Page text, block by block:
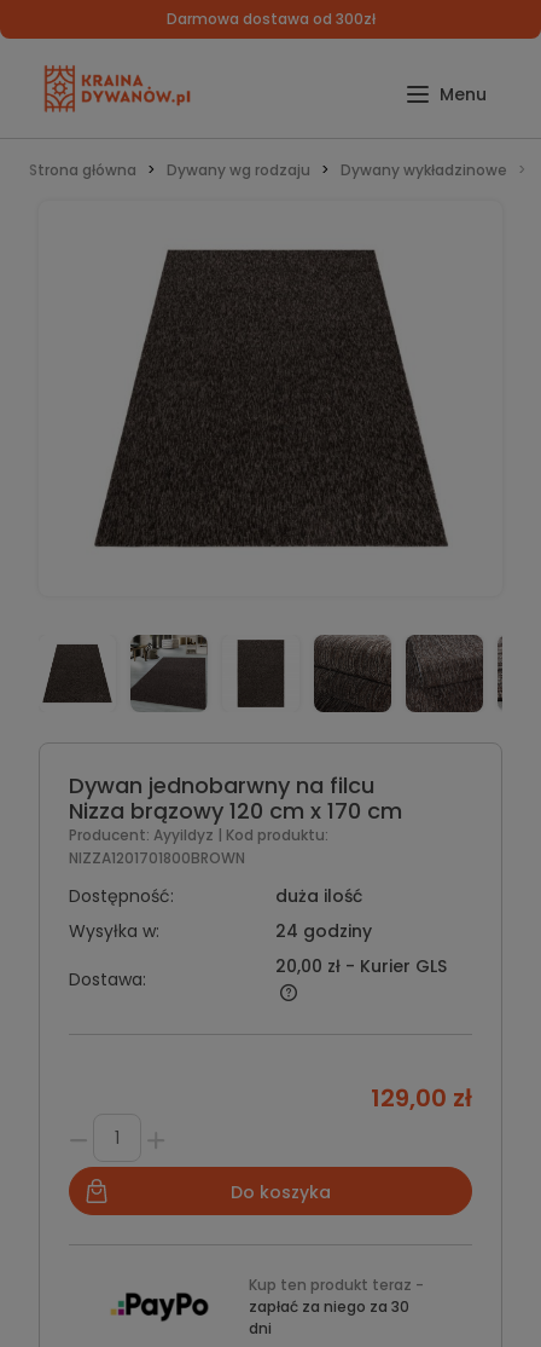
Darmowa dostawa od 300zł
Strona główna Dywany wg rodzaju Dywany wykładzinowe
Dywan jednobarwny na filcu
Nizza brązowy 120 cm x 170 cm
Producent: Ayyildyz | Kod produktu:
NIZZA1201701800BROWN
Dostępność:
duża ilość
Wysyłka w:
24 godziny
Dostawa:
20,00 zł - Kurier GLS
129,00 zł
Do koszyka
Kup ten produkt teraz -
zapłać za niego za 30
dni